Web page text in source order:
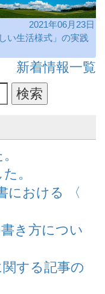
2021年06月23日
しい生活様式」の実践
新着情報一覧
。
における 〈
き方につい
する記事の